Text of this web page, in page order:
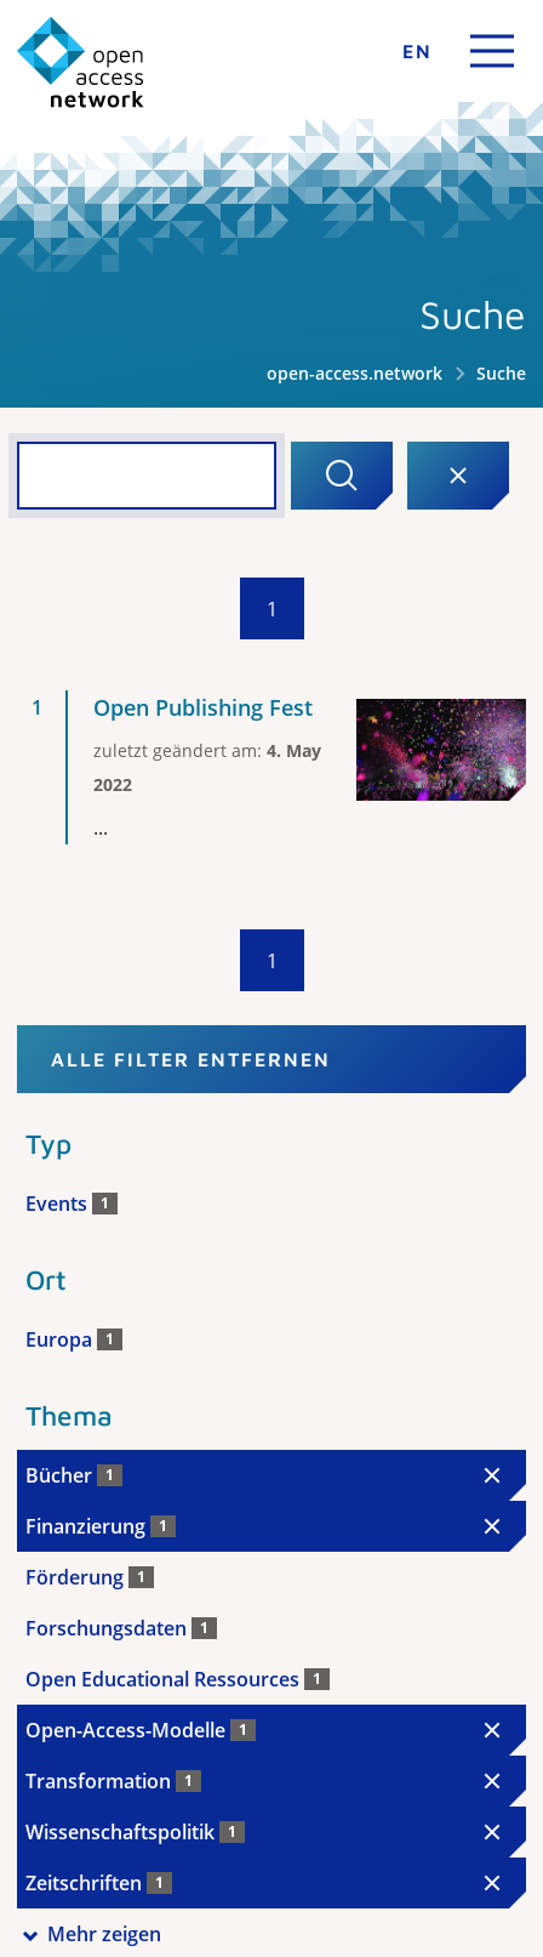
EN
Suche
open-access.network Suche
1
Open Publishing Fest
zuletzt geändert am: 4. May
2022
...
1
ALLE FILTER ENTFERNEN
Typ
Events 1
Ort
Europa 1
Thema
Bücher 1
Finanzierung 1
Förderung 1
Forschungsdaten 1
Open Educational Ressources 1
Open-Access-Modelle 1
Transformation 1
Wissenschaftspolitik 1
Zeitschriften 1
Mehr zeigen